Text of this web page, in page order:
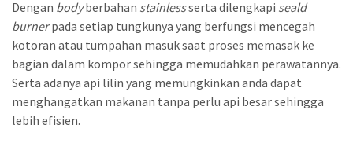
Dengan bodyberbahan stainlessserta dilengkapi seald
burnerpada setiap tungkunya yang berfungsi mencegah
kotoran atau tumpahan masuk saat proses memasak ke
bagian dalam kompor sehingga memudahkan perawatannya.
Serta adanya api lilin yang memungkinkan anda dapat
menghangatkan makanan tanpa perlu api besar sehingga
lebih efisien.